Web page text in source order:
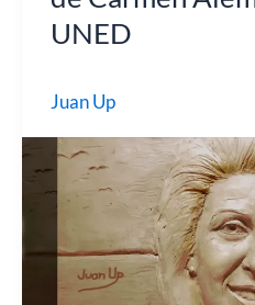
“Goya
la
UNED
Juan Up